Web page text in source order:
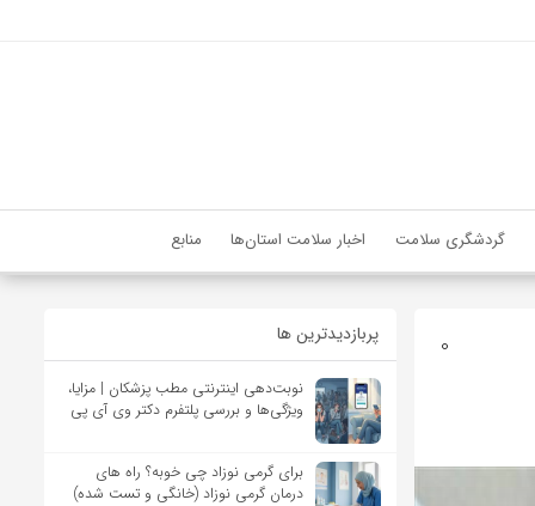
گردشگری سلامت اخبار سلامت استان‌ها منابع
0 پربازدیدترین ها
نوبت‌دهی اینترنتی مطب پزشکان | مزایا،
ویژگی‌ها و بررسی پلتفرم دکتر وی آی پی
برای گرمی نوزاد چی خوبه؟ راه های
درمان گرمی نوزاد (خانگی و تست شده)